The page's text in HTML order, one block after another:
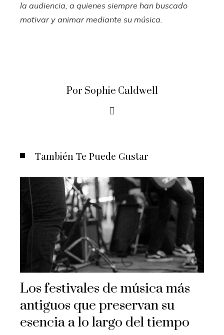
la audiencia, a quienes siempre han buscado
motivar y animar mediante su música.
Por Sophie Caldwell
También Te Puede Gustar
Los festivales de música más
antiguos que preservan su
esencia a lo largo del tiempo